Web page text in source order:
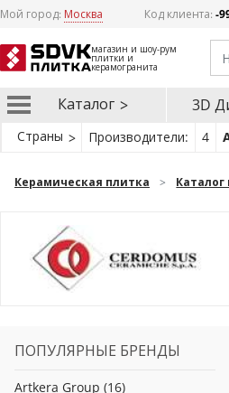
Мой город: Москва Код клиента:-
магазин и шоу-рум
плитки и
керамогранита
Каталог 3D
Страны Производители: 4
Керамическая плитка
ПОПУЛЯРНЫЕ БРЕНДЫ
Artkera Group (16)